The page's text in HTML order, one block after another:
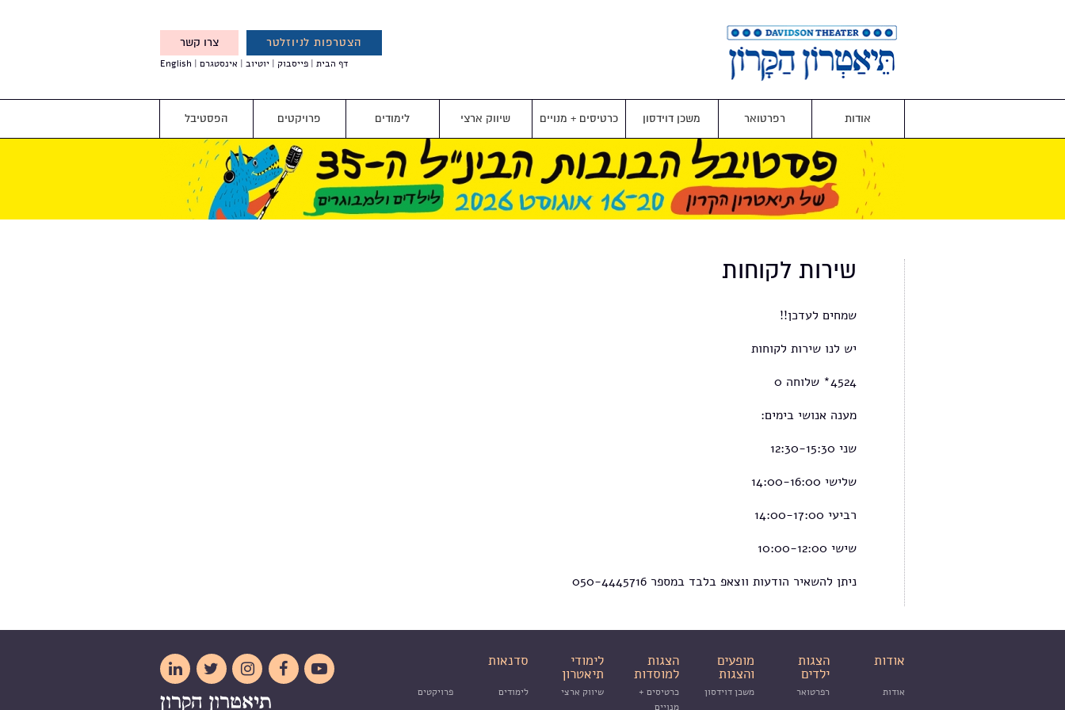
הצטרפות לניוזלטר צרו קשר
והטבות מיוחדות עבורך
דף הבית פייסבוק יוטיוב אינסטגרם English
אודות רפרטואר משכן דוידסון כרטיסים + מנויים שיווק ארצי לימודים פרויקטים הפסטיבל
שירות לקוחות
שמחים לעדכן!!
יש לנו שירות לקוחות
4524* שלוחה 0
מענה אנושי בימים:
שני 12:30-15:30
שלישי 14:00-16:00
רביעי 14:00-17:00
שישי 10:00-12:00
ניתן להשאיר הודעות ווצאפ בלבד במספר 050-4445716
אודות הצגות
ילדים
מופעים
והצגות
הצגות
למוסדות
לימודי
תיאטרון
סדנאות
אודות
רפרטואר
משכן דוידסון
כרטיסים +
מנויים
שיווק ארצי
לימודים
פרויקטים




